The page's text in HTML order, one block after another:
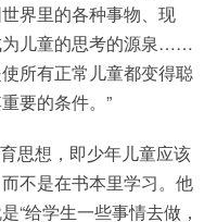
界里的各种事物、现
为儿童的思考的源泉……
所有正常儿童都变得聪
要的条件。”
思想，即少年儿童应该
不是在书本里学习。他
“给学生一些事情去做，